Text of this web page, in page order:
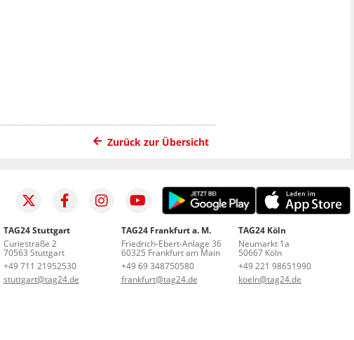
Zurück zur Übersicht
TAG24 Stuttgart
Curiestraße 2
70563 Stuttgart
+49 711 21952530
stuttgart@tag24.de
TAG24 Frankfurt a. M.
Friedrich-Ebert-Anlage 36
60325 Frankfurt am Main
+49 69 348750580
frankfurt@tag24.de
TAG24 Köln
Neumarkt 1a
50667 Köln
+49 221 98651990
koeln@tag24.de